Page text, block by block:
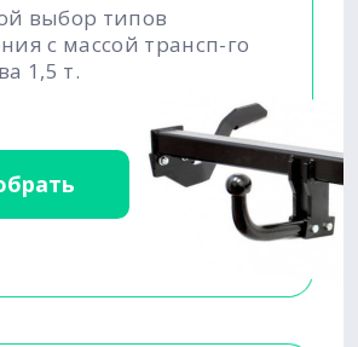
выбор типов
с массой трансп-го
1,5 т.